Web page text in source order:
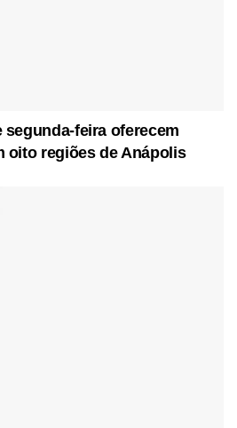
feira oferecem
oito regiões de Anápolis